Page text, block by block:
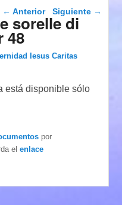
Navegación de
entradas
← Anterior Siguiente →
sorelle di
48
Iesus Caritas
está disponible sólo
por
elenlace